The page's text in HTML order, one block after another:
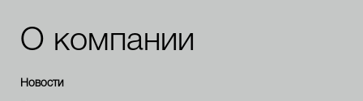
О компании
Новости